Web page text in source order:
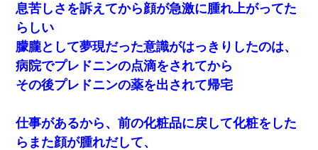
息苦しさを訴えてから顔が急激に腫れ上がってた
らしい
朦朧として夢現だった意識がはっきりしたのは、
病院でプレドニンの点滴をされてから
その後プレドニンの薬を出されて帰宅
仕事があるから、前の化粧品に戻して化粧をした
らまた顔が腫れだして、